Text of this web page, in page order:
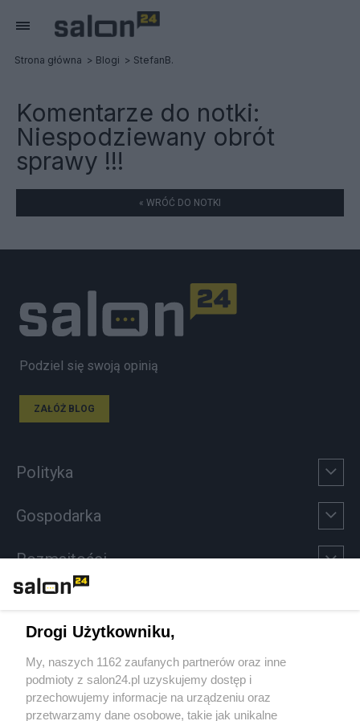
Strona główna Blogi StefanB.
Komentarze do notki:
Niespodziewany obrót
sprawy !!!
« WRÓĆ DO NOTKI
Podziel się swoją opinią
ZAŁÓŻ BLOG
Polityka
Gospodarka
Rozmaitości
Sport
Społeczeństwo
Drogi Użytkowniku,
My, naszych 1162 zaufanych partnerów oraz inne
podmioty z salon24.pl uzyskujemy dostęp i
przechowujemy informacje na urządzeniu oraz
przetwarzamy dane osobowe, takie jak unikalne